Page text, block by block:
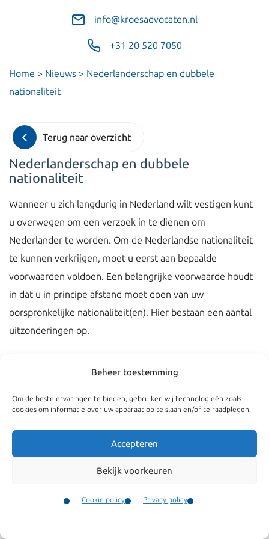
Beheer toestemming
Om de beste ervaringen te bieden, gebruiken wij technologieën zoals
cookies om informatie over uw apparaat op te slaan en/of te raadplegen.
Accepteren
Bekijk voorkeuren
Cookie policy Privacy policy
info@kroesadvocaten.nl
+31 20 520 7050
Home > Nieuws > Nederlanderschap en dubbele
nationaliteit
Terug naar overzicht
Nederlanderschap en dubbele
nationaliteit
Wanneer u zich langdurig in Nederland wilt vestigen kunt
u overwegen om een verzoek in te dienen om
Nederlander te worden. Om de Nederlandse nationaliteit
te kunnen verkrijgen, moet u eerst aan bepaalde
voorwaarden voldoen. Een belangrijke voorwaarde houdt
in dat u in principe afstand moet doen van uw
oorspronkelijke nationaliteit(en). Hier bestaan een aantal
uitzonderingen op.
Een aantal uitzonderingen worden hieronder uiteengezet.
De Rijkswet op het Nederlanderschap (RWN) laat dubbele
nationaliteit toe wanneer een kind wordt geboren uit
ouders waarvan één de Nederlandse nationaliteit bezit en
de ander een andere nationaliteit. Dit is ook mogelijk
Nederlandse nationaliteit. Ook is het mogelijk – onder